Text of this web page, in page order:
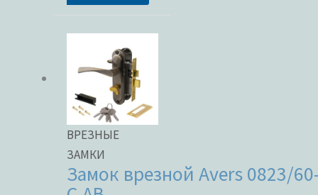
ВРЕЗНЫЕ
ЗАМКИ
Замок врезной Avers 0823/